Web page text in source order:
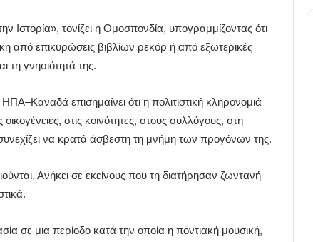
Ιστορία», τονίζει η Ομοσπονδία, υπογραμμίζοντας ότι
από επικυρώσεις βιβλίων ρεκόρ ή από εξωτερικές
τη γνησιότητά της.
επισημαίνει ότι η πολιτιστική κληρονομιά
στις κοινότητες, στους συλλόγους, στη
να κρατά άσβεστη τη μνήμη των προγόνων της.
Ανήκει σε εκείνους που τη διατήρησαν ζωντανή
σε μια περίοδο κατά την οποία η ποντιακή μουσική,